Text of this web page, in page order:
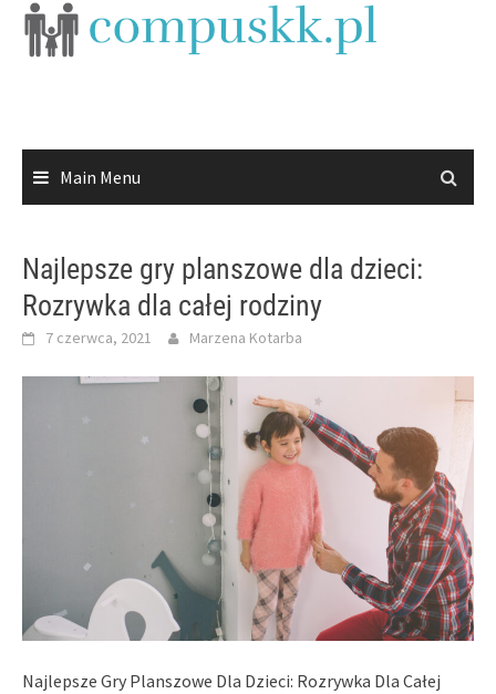
Skip
Main Menu
Najlepsze gry planszowe dla dzieci:
Rozrywka dla całej rodziny
7 czerwca, 2021 Marzena Kotarba
Najlepsze Gry Planszowe Dla Dzieci: Rozrywka Dla Całej